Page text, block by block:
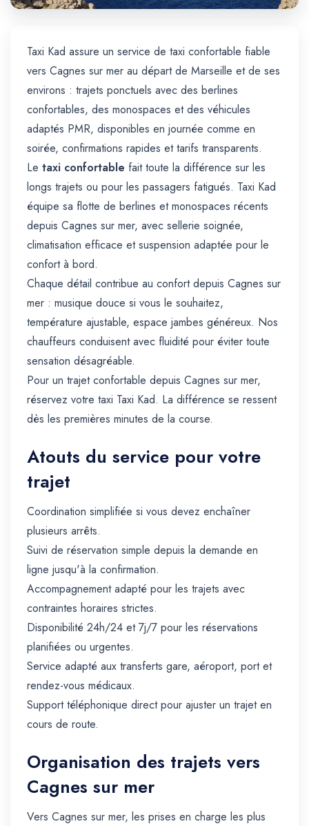
Taxi Kad assure un service de taxi confortable fiable
vers Cagnes sur mer au départ de Marseille et de ses
environs : trajets ponctuels avec des berlines
confortables, des monospaces et des véhicules
adaptés PMR, disponibles en journée comme en
soirée, confirmations rapides et tarifs transparents.
Le taxi confortable fait toute la différence sur les
longs trajets ou pour les passagers fatigués. Taxi Kad
équipe sa flotte de berlines et monospaces récents
depuis Cagnes sur mer, avec sellerie soignée,
climatisation efficace et suspension adaptée pour le
confort à bord.
Chaque détail contribue au confort depuis Cagnes sur
mer : musique douce si vous le souhaitez,
température ajustable, espace jambes généreux. Nos
chauffeurs conduisent avec fluidité pour éviter toute
sensation désagréable.
Pour un trajet confortable depuis Cagnes sur mer,
réservez votre taxi Taxi Kad. La différence se ressent
dès les premières minutes de la course.
Atouts du service pour votre
trajet
Coordination simplifiée si vous devez enchaîner
plusieurs arrêts.
Suivi de réservation simple depuis la demande en
ligne jusqu'à la confirmation.
Accompagnement adapté pour les trajets avec
contraintes horaires strictes.
Disponibilité 24h/24 et 7j/7 pour les réservations
planifiées ou urgentes.
Service adapté aux transferts gare, aéroport, port et
rendez-vous médicaux.
Support téléphonique direct pour ajuster un trajet en
cours de route.
Organisation des trajets vers
Cagnes sur mer
Vers Cagnes sur mer, les prises en charge les plus